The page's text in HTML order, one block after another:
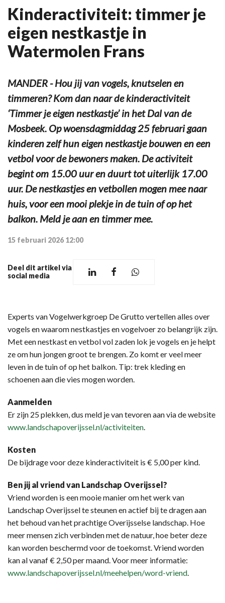
Kinderactiviteit: timmer je
eigen nestkastje in
Watermolen Frans
MANDER - Hou jij van vogels, knutselen en
timmeren? Kom dan naar de kinderactiviteit
‘Timmer je eigen nestkastje’ in het Dal van de
Mosbeek. Op woensdagmiddag 25 februari gaan
kinderen zelf hun eigen nestkastje bouwen en een
vetbol voor de bewoners maken. De activiteit
begint om 15.00 uur en duurt tot uiterlijk 17.00
uur. De nestkastjes en vetbollen mogen mee naar
huis, voor een mooi plekje in de tuin of op het
balkon. Meld je aan en timmer mee.
15 februari 2026 12:00
Deel dit artikel via
social media
Experts van Vogelwerkgroep De Grutto vertellen alles over
vogels en waarom nestkastjes en vogelvoer zo belangrijk zijn.
Met een nestkast en vetbol vol zaden lok je vogels en je helpt
ze om hun jongen groot te brengen. Zo komt er veel meer
leven in de tuin of op het balkon. Tip: trek kleding en
schoenen aan die vies mogen worden.
Aanmelden
Er zijn 25 plekken, dus meld je van tevoren aan via de website
www.landschapoverijssel.nl/activiteiten
Kosten
De bijdrage voor deze kinderactiviteit is € 5,00 per kind.
Ben jij al vriend van Landschap Overijssel?
Vriend worden is een mooie manier om het werk van
Landschap Overijssel te steunen en actief bij te dragen aan
het behoud van het prachtige Overijsselse landschap. Hoe
meer mensen zich verbinden met de natuur, hoe beter deze
kan worden beschermd voor de toekomst. Vriend worden
kan al vanaf € 2,50 per maand. Voor meer informatie:
www.landschapoverijssel.nl/meehelpen/word-vriend